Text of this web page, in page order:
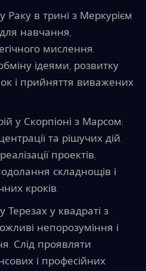
Раку в трині з Меркурієм
для навчання,
мислення.
ідеями, розвитку
і прийняття виважених
у Скорпіоні з Марсом:
та рішучих дій.
проектів,
складнощів і
кроків.
Терезах у квадраті з
непорозуміння і
Слід проявляти
і професійних